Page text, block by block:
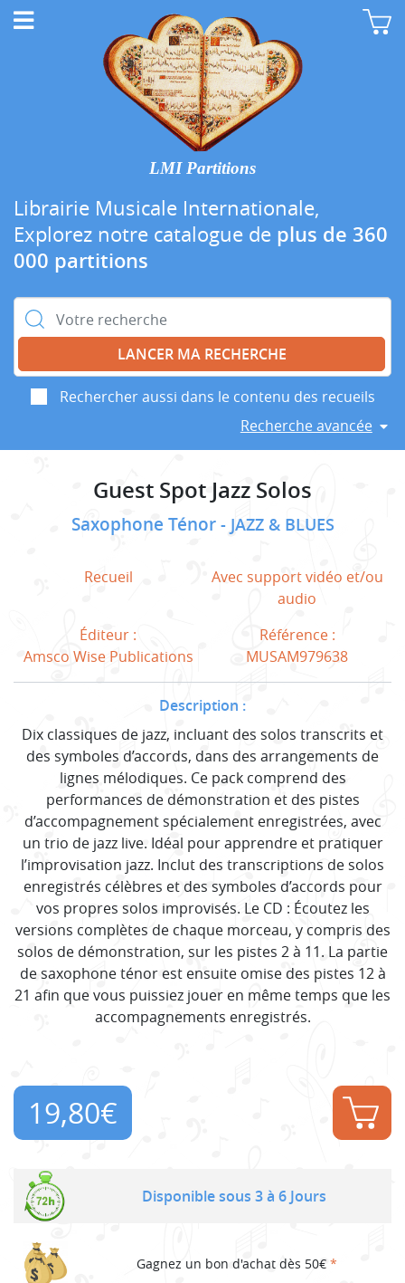
LMI Partitions
Librairie Musicale Internationale,
Explorez notre catalogue de plus de 360
000 partitions
Rechercher :
Rechercher aussi dans le contenu des recueils
Recherche avancée
Guest Spot Jazz Solos
Saxophone Ténor JAZZ & BLUES
Recueil
Avec support vidéo et/ou
audio
Éditeur :
Amsco Wise Publications
Référence :
MUSAM979638
Description :
Dix classiques de jazz, incluant des solos transcrits et
des symboles d’accords, dans des arrangements de
lignes mélodiques. Ce pack comprend des
performances de démonstration et des pistes
d’accompagnement spécialement enregistrées, avec
un trio de jazz live. Idéal pour apprendre et pratiquer
l’improvisation jazz. Inclut des transcriptions de solos
enregistrés célèbres et des symboles d’accords pour
vos propres solos improvisés. Le CD : Écoutez les
versions complètes de chaque morceau, y compris des
solos de démonstration, sur les pistes 2 à 11. La partie
de saxophone ténor est ensuite omise des pistes 12 à
21 afin que vous puissiez jouer en même temps que les
accompagnements enregistrés.
19,80€
Disponible sous 3 à 6 Jours
Gagnez un bon d'achat dès 50€ *